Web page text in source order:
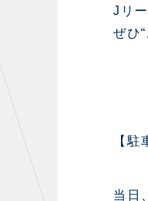
Jリ
ぜひ
【駐
当日